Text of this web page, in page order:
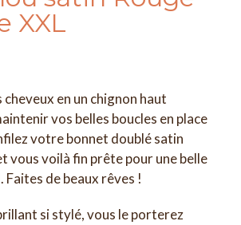
XXL
cheveux en un chignon haut
vos belles boucles en place
votre bonnet doublé satin
vous voilà fin prête pour une belle
Faites de beaux rêves !
si stylé, vous le porterez